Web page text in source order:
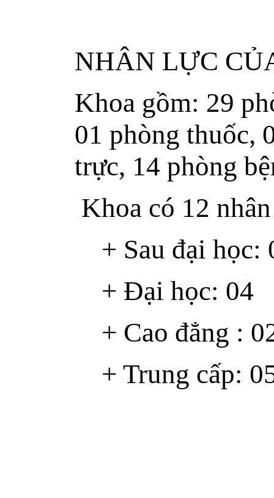
NHÂN LỰC
Khoa gồm: 29
01 phòng thuốc,
trực, 14 phòng
Khoa có 12
+ Sau đại học:
+ Đại học: 04
+ Cao đẳng :
+ Trung cấp: